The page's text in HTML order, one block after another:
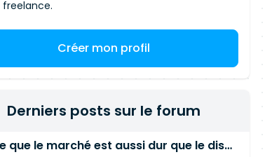
freelance.
Créer mon profil
Derniers posts sur le forum
Est-ce que le marché est aussi dur que le disent les commerciaux ?